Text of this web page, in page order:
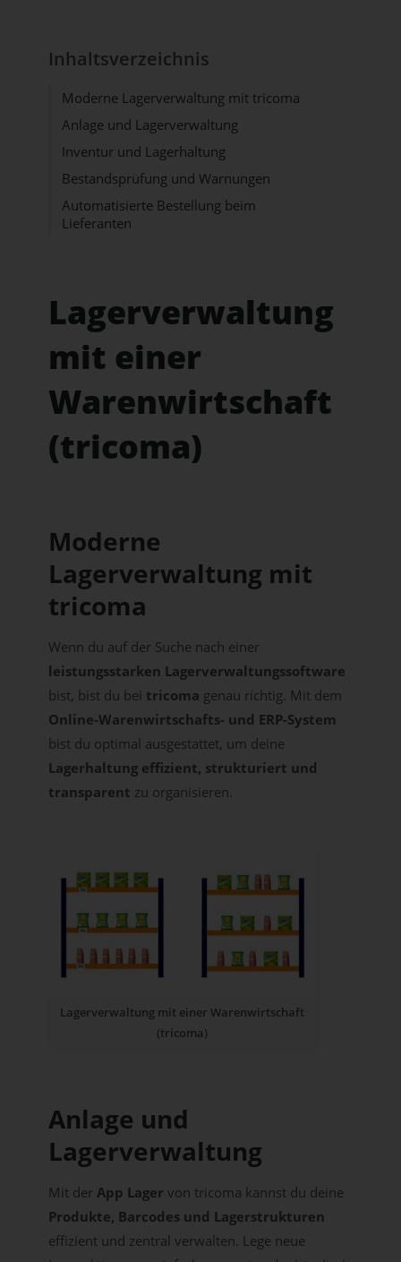
Inhaltsverzeichnis
Moderne Lagerverwaltung mit tricoma
Anlage und Lagerverwaltung
Inventur und Lagerhaltung
Bestandsprüfung und Warnungen
Automatisierte Bestellung beim
Lieferanten
Lagerverwaltung
mit einer
Warenwirtschaft
(tricoma)
Moderne
Lagerverwaltung mit
tricoma
Wenn du auf der Suche nach einer
leistungsstarken Lagerverwaltungssoftware
bist, bist du bei tricoma genau richtig. Mit dem
Online-Warenwirtschafts- und ERP-System
bist du optimal ausgestattet, um deine
Lagerhaltung effizient, strukturiert und
transparent zu organisieren.
Lagerverwaltung mit einer Warenwirtschaft
(tricoma)
Anlage und
Lagerverwaltung
Mit der App Lager von tricoma kannst du deine
Produkte, Barcodes und Lagerstrukturen
effizient und zentral verwalten. Lege neue